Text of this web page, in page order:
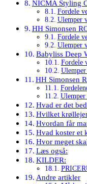
NICMA Styling
Fordele
Ulemper
HH Simonsen
Fordele
Ulemper
Babyliss Deep
Fordele
HH Simonsen
Hvad er det
Hvilket
Hvordan får
Hvad koster et
Hvor meget
Læs også:
KILDER:
Andre artikler